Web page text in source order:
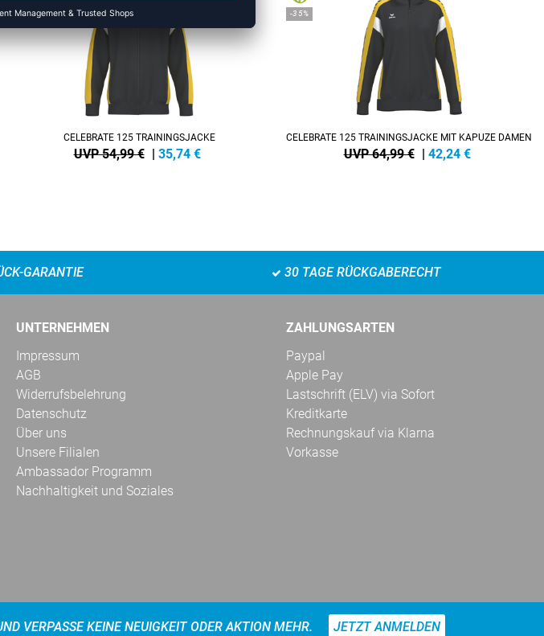
-35%
CELEBRATE 125 TRAININGSJACKE
UVP 54,99 € | 35,74 €
-35%
CELEBRATE 125 TRAININGSJACKE MIT KAPUZE DAMEN
UVP 64,99 € | 42,24 €
GARANTIE 30 TAGE RÜCKGABERECHT
UNTERNEHMEN
Impressum
AGB
Widerrufsbelehrung
Datenschutz
Über uns
Unsere Filialen
Ambassador Programm
Nachhaltigkeit und Soziales
ZAHLUNGSARTEN
Paypal
Apple Pay
Lastschrift (ELV) via Sofort
Kreditkarte
Rechnungskauf via Klarna
Vorkasse
VERPASSE KEINE NEUIGKEIT ODER AKTION MEHR. JETZT ANMELDEN